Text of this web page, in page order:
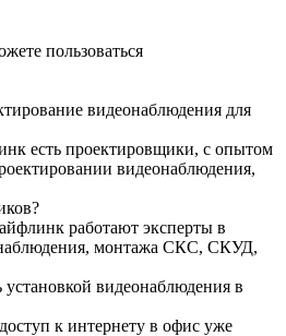
пользоваться
видеонаблюдения для
есть проектировщики, с опытом
видеонаблюдения,
работают эксперты в
монтажа СКС, СКУД,
видеонаблюдения в
к интернету в офис уже